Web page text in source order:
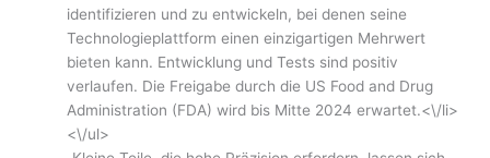
identifizieren und zu entwickeln, bei denen seine
Technologieplattform einen einzigartigen Mehrwert
bieten kann. Entwicklung und Tests sind positiv
verlaufen. Die Freigabe durch die US Food and Drug
Administration (FDA) wird bis Mitte 2024 erwartet.<\/li>
<\/ul>